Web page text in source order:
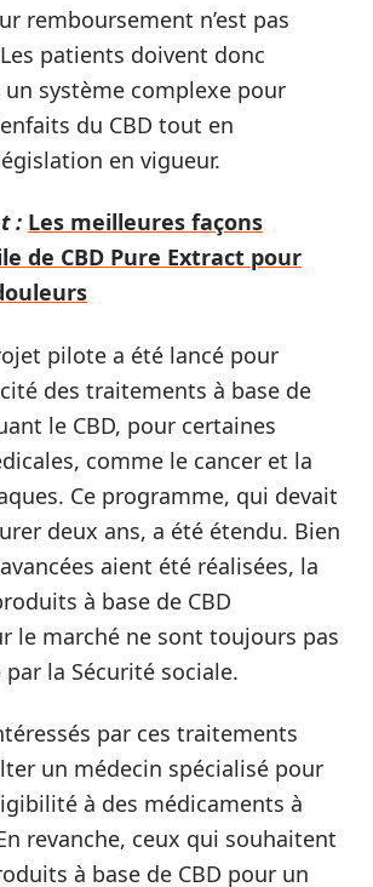
remboursement n’est pas
patients doivent donc
système complexe pour
du CBD tout en
en vigueur.
: Les meilleures façons
de CBD Pure Extract pour
pilote a été lancé pour
des traitements à base de
le CBD, pour certaines
comme le cancer et la
Ce programme, qui devait
deux ans, a été étendu. Bien
aient été réalisées, la
à base de CBD
le marché ne sont toujours pas
la Sécurité sociale.
par ces traitements
un médecin spécialisé pour
à des médicaments à
revanche, ceux qui souhaitent
à base de CBD pour un